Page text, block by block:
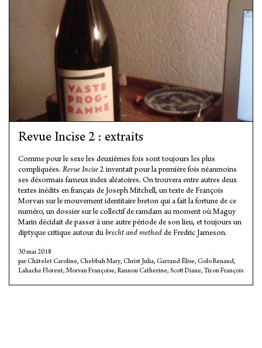
Revue Incise 2 : extraits
Comme pour le sexe les deuxièmes fois sont toujours les plus
compliquées. Revue Incise 2 inventait pour la première fois néanmoins
ses désormais fameux index aléatoires. On trouvera entre autres deux
textes inédits en français de Joseph Mitchell, un texte de François
Morvan sur le mouvement identitaire breton qui a fait la fortune de ce
numéro, un dossier sur le collectif de ramdam au moment où Maguy
Marin décidait de passer à une autre période de son lieu, et toujours un
diptyque critique autour du brecht and method de Fredric Jameson.
30 mai 2018
Châtelet Caroline, Chebbah Mary, Christ Julia, Garraud Élise, Golo Renaud,
Lahache Florent, Morvan Françoise, Rannou Catherine, Scott Diane, Tizon François